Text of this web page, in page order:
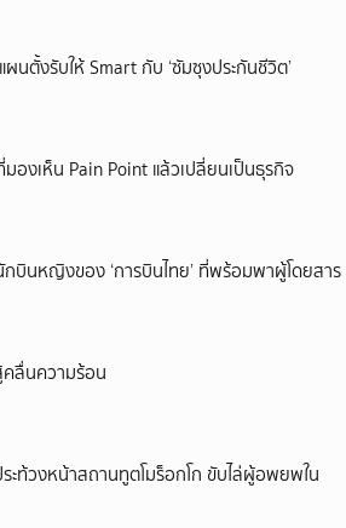
ผนตั้งรับให้ Smart กับ ‘ซัมซุงประกันชีวิต’
องเห็น Pain Point แล้วเปลี่ยนเป็นธุรกิจ
นหญิงของ ‘การบินไทย’ ที่พร้อมพาผู้โดยสาร
คลื่นความร้อน
ะท้วงหน้าสถานทูตโมร็อกโก ขับไล่ผู้อพยพใน